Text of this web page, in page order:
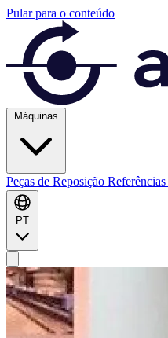
Pular para o conteúdo
Máquinas
Peças de Reposição Referências
PT